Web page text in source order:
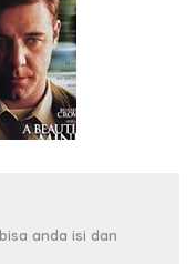
anda isi dan